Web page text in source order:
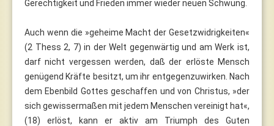
Gerechtigkeit und Frieden immer wieder neuen Schwung.
Auch wenn die »geheime Macht der Gesetzwidrigkeiten«
(2 Thess 2, 7) in der Welt gegenwärtig und am Werk ist,
darf nicht vergessen werden, daß der erlöste Mensch
genügend Kräfte besitzt, um ihr entgegenzuwirken. Nach
dem Ebenbild Gottes geschaffen und von Christus, »der
sich gewissermaßen mit jedem Menschen vereinigt hat«,
(18) erlöst, kann er aktiv am Triumph des Guten